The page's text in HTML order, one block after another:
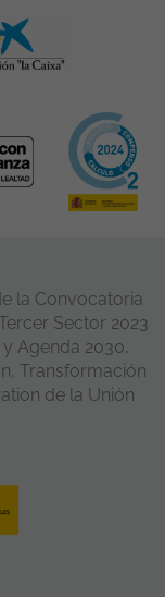
la Convocatoria
Sector 2023
Agenda 2030,
Transformación
de la Unión